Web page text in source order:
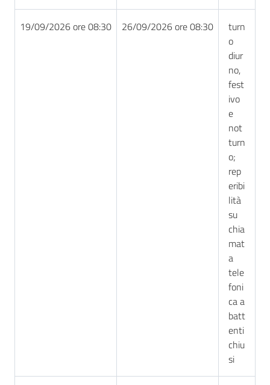
19/09/2026 ore 08:30 26/09/2026 ore 08:30
turn
o
diur
no,
fest
ivo
e
not
turn
o;
rep
eribi
lità
su
chia
mat
a
tele
foni
ca a
batt
enti
chiu
si